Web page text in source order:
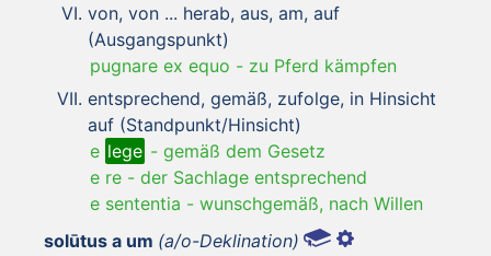
von, von ... herab, aus, am, auf
(Ausgangspunkt)
pugnare ex equo - zu Pferd kämpfen
entsprechend, gemäß, zufolge, in Hinsicht
auf (Standpunkt/Hinsicht)
e lege - gemäß dem Gesetz
e re - der Sachlage entsprechend
e sententia - wunschgemäß, nach Willen
solūtus a um (a/o-Deklination)